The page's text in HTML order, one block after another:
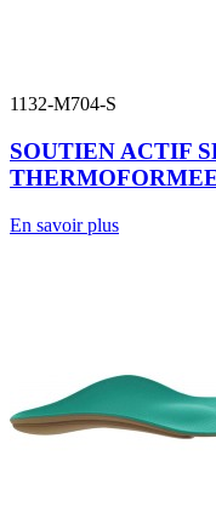
1132-M704-S
SOUTIEN ACTIF
En savoir plus